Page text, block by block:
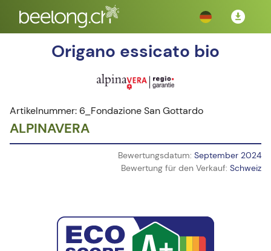
Origano essicato bio
Artikelnummer: 6_Fondazione San Gottardo
ALPINAVERA
Bewertungsdatum: September 2024
Bewertung für den Verkauf: Schweiz